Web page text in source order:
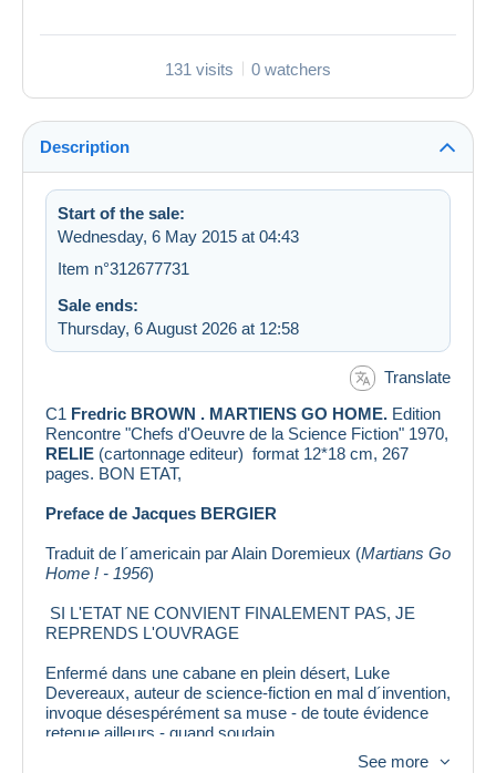
131 visits 0 watchers
Description
Start of the sale:
Wednesday, 6 May 2015 at 04:43
Item n°312677731
Sale ends:
Thursday, 6 August 2026 at 12:58
Translate
C1 Fredric BROWN . MARTIENS GO HOME. Edition
Rencontre "Chefs d'Oeuvre de la Science Fiction" 1970,
RELIE (cartonnage editeur) format 12*18 cm, 267
pages. BON ETAT,
Preface de Jacques BERGIER
Traduit de l´americain par Alain Doremieux (Martians Go
Home ! - 1956)
SI L'ETAT NE CONVIENT FINALEMENT PAS, JE
REPRENDS L'OUVRAGE
Enfermé dans une cabane en plein désert, Luke
Devereaux, auteur de science-fiction en mal d´invention,
invoque désespérément sa muse - de toute évidence
retenue ailleurs - quand soudain...
on frappe à la porte. Et un petit homme vert, goguenard,
See more